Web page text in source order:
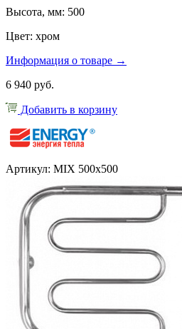
Высота, мм: 500
Цвет: хром
Информация о товаре →
6 940 руб.
Добавить в корзину
Артикул: MIX 500x500